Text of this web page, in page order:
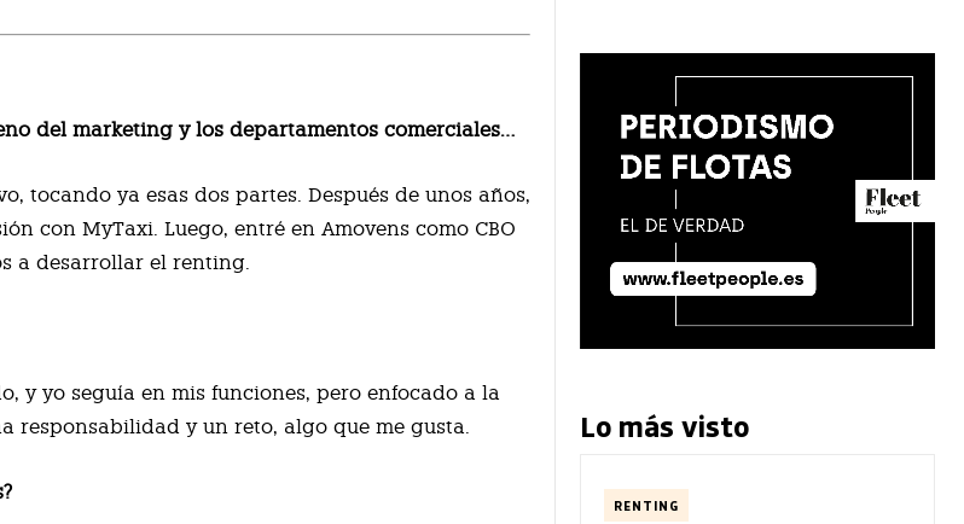
del marketing y los departamentos comerciales…
tocando ya esas dos partes. Después de unos años,
con MyTaxi. Luego, entré en Amovens como CBO
a desarrollar el renting.
y yo seguía en mis funciones, pero enfocado a la
responsabilidad y un reto, algo que me gusta.
Lo más visto
RENTING